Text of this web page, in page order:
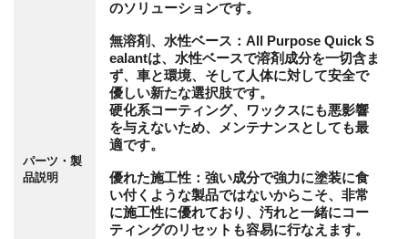
パーツ・製
品説明
のソリューションです。
無溶剤、水性ベース：All Purpose Quick S
ealantは、水性ベースで溶剤成分を一切含ま
ず、車と環境、そして人体に対して安全で
優しい新たな選択肢です。
硬化系コーティング、ワックスにも悪影響
を与えないため、メンテナンスとしても最
適です。
優れた施工性：強い成分で強力に塗装に食
い付くような製品ではないからこそ、非常
に施工性に優れており、汚れと一緒にコー
ティングのリセットも容易に行なえます。